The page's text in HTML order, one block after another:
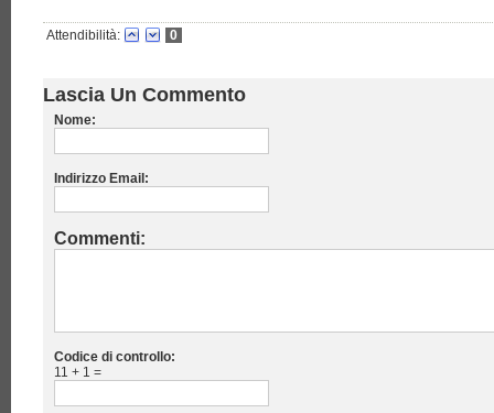
Attendibilità: 0
Lascia Un Commento
Nome:
Indirizzo Email:
Commenti:
Codice di controllo:
11 + 1 =